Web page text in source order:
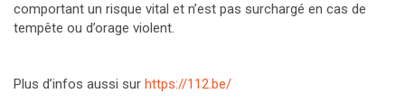
comportant un risque vital et n’est pas surchargé en cas de
tempête ou d’orage violent.
Plus d’infos aussi sur https://112.be/